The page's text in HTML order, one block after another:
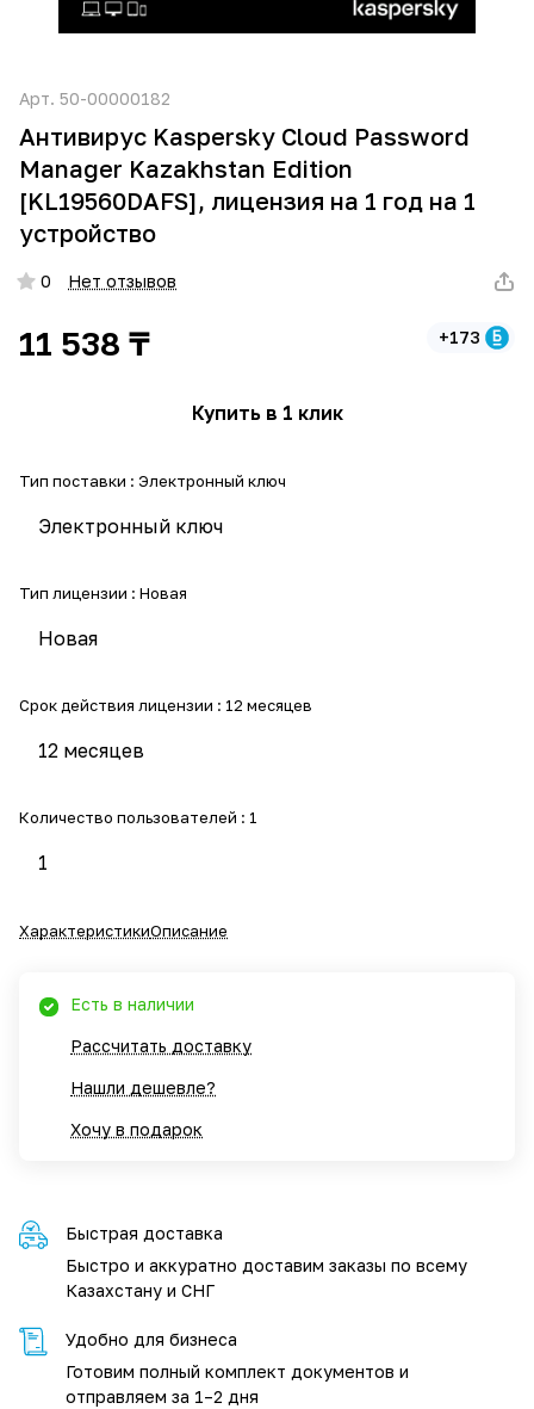
Арт. 50-00000182
Антивирус Kaspersky Cloud Password
Manager Kazakhstan Edition
[KL19560DAFS], лицензия на 1 год на 1
устройство
0 Нет отзывов
11 538 ₸ +173
Купить в 1 клик
Тип поставки : Электронный ключ
Электронный ключ
Тип лицензии : Новая
Новая
Срок действия лицензии : 12 месяцев
12 месяцев
Количество пользователей : 1
1
ХарактеристикиОписание
Есть в наличии
Рассчитать доставку
Нашли дешевле?
Хочу в подарок
Быстрая доставка
Быстро и аккуратно доставим заказы по всему
Казахстану и СНГ
Удобно для бизнеса
Готовим полный комплект документов и
отправляем за 1–2 дня